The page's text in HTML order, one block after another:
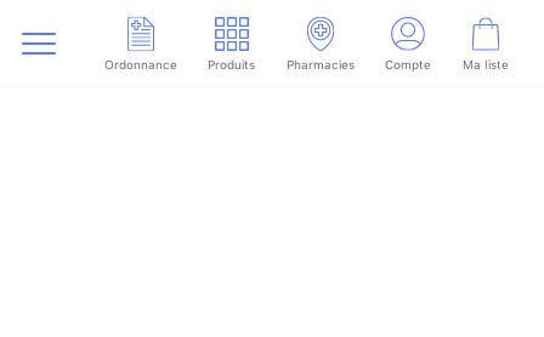
Ordonnance Produits Pharmacies Compte Ma liste